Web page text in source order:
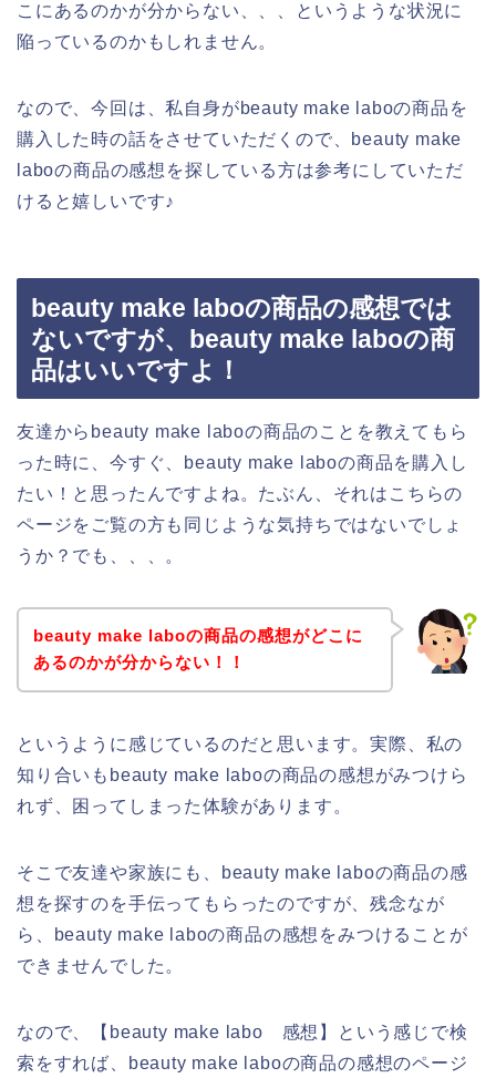
こにあるのかが分からない、、、というような状況に
陥っているのかもしれません。
なので、今回は、私自身がbeauty make laboの商品を
購入した時の話をさせていただくので、beauty make
laboの商品の感想を探している方は参考にしていただ
けると嬉しいです♪
beauty make laboの商品の感想では
ないですが、beauty make laboの商
品はいいですよ！
友達からbeauty make laboの商品のことを教えてもら
った時に、今すぐ、beauty make laboの商品を購入し
たい！と思ったんですよね。たぶん、それはこちらの
ページをご覧の方も同じような気持ちではないでしょ
うか？でも、、、。
beauty make laboの商品の感想がどこに
あるのかが分からない！！
というように感じているのだと思います。実際、私の
知り合いもbeauty make laboの商品の感想がみつけら
れず、困ってしまった体験があります。
そこで友達や家族にも、beauty make laboの商品の感
想を探すのを手伝ってもらったのですが、残念なが
ら、beauty make laboの商品の感想をみつけることが
できませんでした。
なので、【beauty make labo 感想】という感じで検
索をすれば、beauty make laboの商品の感想のページ